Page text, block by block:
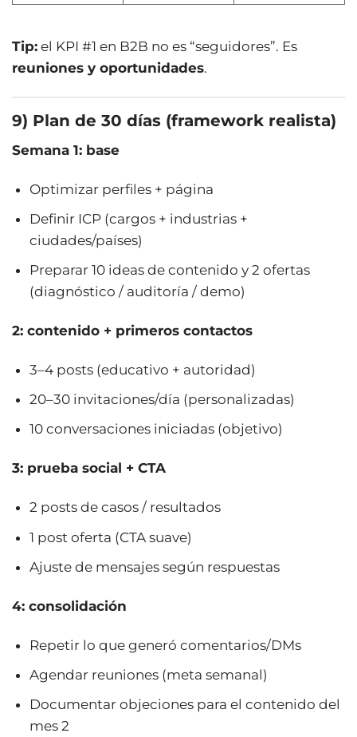
Tip: el KPI #1 en B2B no es “seguidores”. Es
reuniones y oportunidades.
9) Plan de 30 días (framework realista)
Semana 1: base
Optimizar perfiles + página
Definir ICP (cargos + industrias +
ciudades/países)
Preparar 10 ideas de contenido y 2 ofertas
(diagnóstico / auditoría / demo)
2: contenido + primeros contactos
3–4 posts (educativo + autoridad)
20–30 invitaciones/día (personalizadas)
10 conversaciones iniciadas (objetivo)
3: prueba social + CTA
2 posts de casos / resultados
1 post oferta (CTA suave)
Ajuste de mensajes según respuestas
4: consolidación
Repetir lo que generó comentarios/DMs
Agendar reuniones (meta semanal)
Documentar objeciones para el contenido del
mes 2